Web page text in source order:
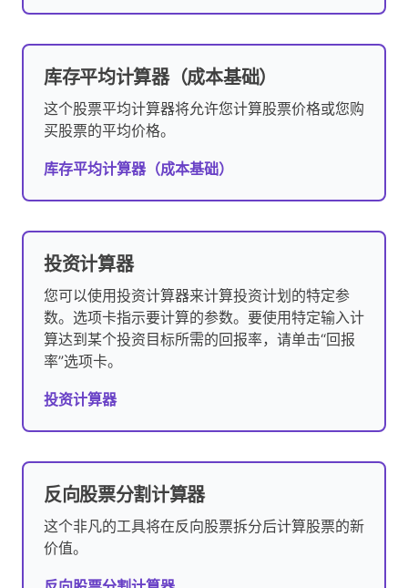
库存平均计算器（成本基础）
这个股票平均计算器将允许您计算股票价格或您购
买股票的平均价格。
库存平均计算器（成本基础）
投资计算器
您可以使用投资计算器来计算投资计划的特定参
数。选项卡指示要计算的参数。要使用特定输入计
算达到某个投资目标所需的回报率，请单击“回报
率”选项卡。
投资计算器
反向股票分割计算器
这个非凡的工具将在反向股票拆分后计算股票的新
价值。